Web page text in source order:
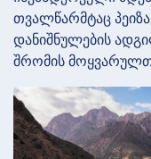
თვალწარმტაც
დანიშნულების
შრომის